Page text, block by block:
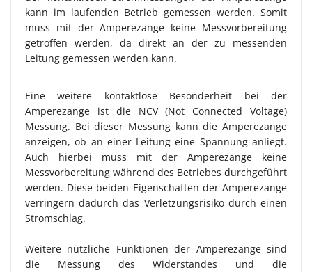
kann im laufenden Betrieb gemessen werden. Somit
muss mit der Amperezange keine Messvorbereitung
getroffen werden, da direkt an der zu messenden
Leitung gemessen werden kann.
Eine weitere kontaktlose Besonderheit bei der
Amperezange ist die NCV (Not Connected Voltage)
Messung. Bei dieser Messung kann die Amperezange
anzeigen, ob an einer Leitung eine Spannung anliegt.
Auch hierbei muss mit der Amperezange keine
Messvorbereitung während des Betriebes durchgeführt
werden. Diese beiden Eigenschaften der Amperezange
verringern dadurch das Verletzungsrisiko durch einen
Stromschlag.
Weitere nützliche Funktionen der Amperezange sind
die Messung des Widerstandes und die